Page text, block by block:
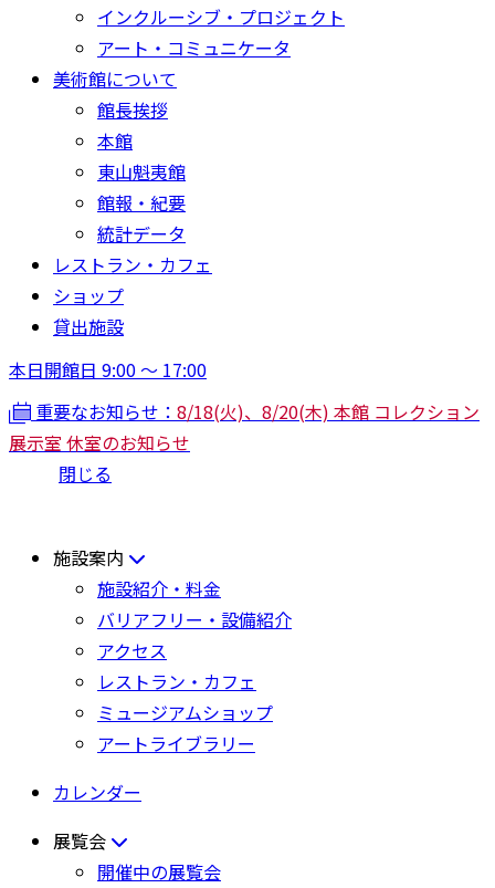
インクルーシブ・プロジェクト
アート・コミュニケータ
美術館について
館長挨拶
本館
東山魁夷館
館報・紀要
統計データ
レストラン・カフェ
ショップ
貸出施設
本日開館日 9:00 〜 17:00
重要なお知らせ： 8/18(火)、8/20(木) 本館 コレクション
展示室 休室のお知らせ
閉じる
施設案内
施設紹介・料金
バリアフリー・設備紹介
アクセス
レストラン・カフェ
ミュージアムショップ
アートライブラリー
カレンダー
展覧会
開催中の展覧会